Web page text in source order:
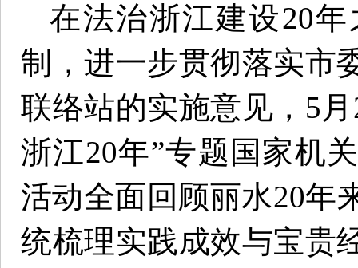
在法治浙江建设20
制，进一步贯彻落实市
联络站的实施意见，5
浙江20年”专题国家机
活动全面回顾丽水20年
统梳理实践成效与宝贵